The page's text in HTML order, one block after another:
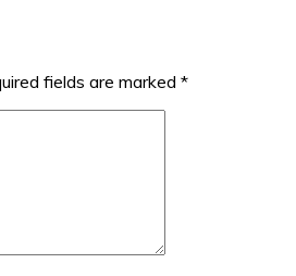
fields are marked *